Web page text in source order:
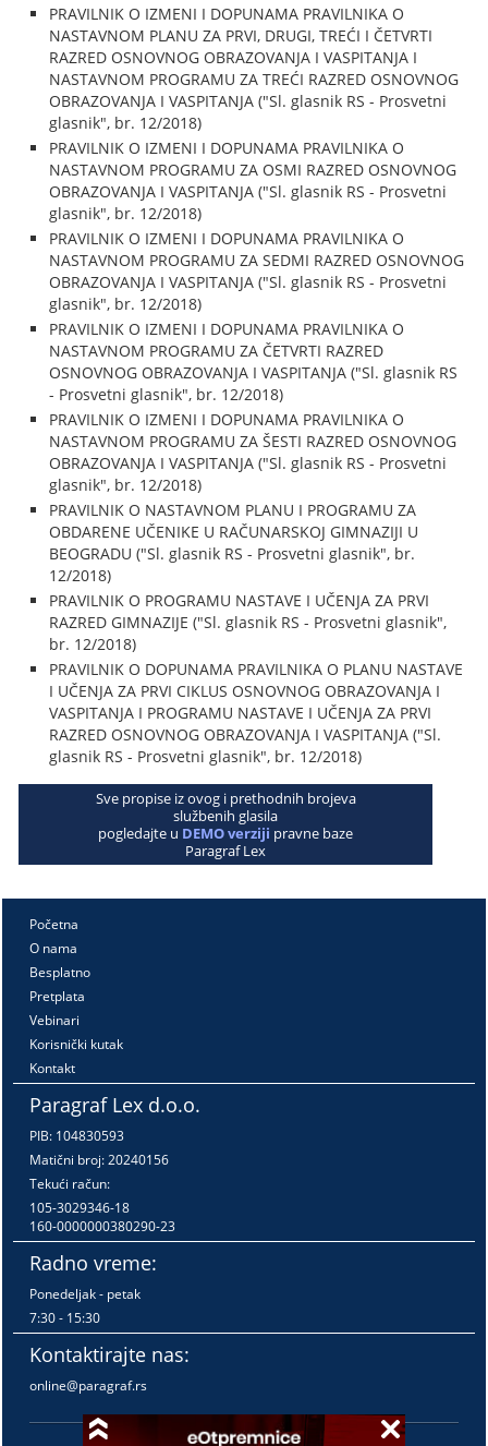
PRAVILNIK O IZMENI I DOPUNAMA PRAVILNIKA O
NASTAVNOM PLANU ZA PRVI, DRUGI, TREĆI I ČETVRTI
RAZRED OSNOVNOG OBRAZOVANJA I VASPITANJA I
NASTAVNOM PROGRAMU ZA TREĆI RAZRED OSNOVNOG
OBRAZOVANJA I VASPITANJA ("Sl. glasnik RS - Prosvetni
glasnik", br. 12/2018)
PRAVILNIK O IZMENI I DOPUNAMA PRAVILNIKA O
NASTAVNOM PROGRAMU ZA OSMI RAZRED OSNOVNOG
OBRAZOVANJA I VASPITANJA ("Sl. glasnik RS - Prosvetni
glasnik", br. 12/2018)
PRAVILNIK O IZMENI I DOPUNAMA PRAVILNIKA O
NASTAVNOM PROGRAMU ZA SEDMI RAZRED OSNOVNOG
OBRAZOVANJA I VASPITANJA ("Sl. glasnik RS - Prosvetni
glasnik", br. 12/2018)
PRAVILNIK O IZMENI I DOPUNAMA PRAVILNIKA O
NASTAVNOM PROGRAMU ZA ČETVRTI RAZRED
OSNOVNOG OBRAZOVANJA I VASPITANJA ("Sl. glasnik RS
- Prosvetni glasnik", br. 12/2018)
PRAVILNIK O IZMENI I DOPUNAMA PRAVILNIKA O
NASTAVNOM PROGRAMU ZA ŠESTI RAZRED OSNOVNOG
OBRAZOVANJA I VASPITANJA ("Sl. glasnik RS - Prosvetni
glasnik", br. 12/2018)
PRAVILNIK O NASTAVNOM PLANU I PROGRAMU ZA
OBDARENE UČENIKE U RAČUNARSKOJ GIMNAZIJI U
BEOGRADU ("Sl. glasnik RS - Prosvetni glasnik", br.
12/2018)
PRAVILNIK O PROGRAMU NASTAVE I UČENJA ZA PRVI
RAZRED GIMNAZIJE ("Sl. glasnik RS - Prosvetni glasnik",
br. 12/2018)
PRAVILNIK O DOPUNAMA PRAVILNIKA O PLANU NASTAVE
I UČENJA ZA PRVI CIKLUS OSNOVNOG OBRAZOVANJA I
VASPITANJA I PROGRAMU NASTAVE I UČENJA ZA PRVI
RAZRED OSNOVNOG OBRAZOVANJA I VASPITANJA ("Sl.
glasnik RS - Prosvetni glasnik", br. 12/2018)
Sve propise iz ovog i prethodnih brojeva
službenih glasila
pogledajte u DEMO verziji pravne baze
Paragraf Lex
Početna
O nama
Besplatno
Pretplata
Vebinari
Korisnički kutak
Kontakt
Paragraf Lex d.o.o.
PIB: 104830593
Matični broj: 20240156
Tekući račun:
105-3029346-18
160-0000000380290-23
Radno vreme:
Ponedeljak - petak
7:30 - 15:30
Kontaktirajte nas:
online@paragraf.rs